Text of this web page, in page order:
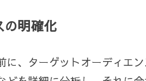
の明確化
、ターゲットオーディエ